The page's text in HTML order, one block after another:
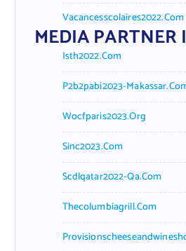
Vacancesscolaires2022.com
MEDIA PARTNER
Isth2022.com
P2b2pabi2023-
Wocfparis2023.org
Sinc2023.com
Scdlqatar2022-Qa.com
Thecolumbiagrill.com